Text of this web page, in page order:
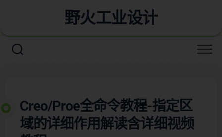
野火工业设计
Creo/Proe全命令教程-指定区
域的详细作用解读含详细视频